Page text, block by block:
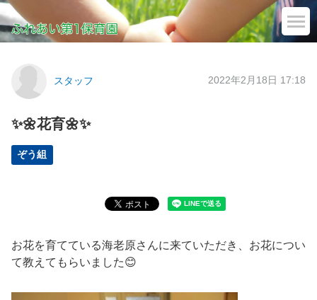
スタッフ 2022年2月18日 17:18
✨🌼花育🌼✨
ぞう組
お花を育てている海老原さんに来ていただき、お花につい
て教えてもらいました😊